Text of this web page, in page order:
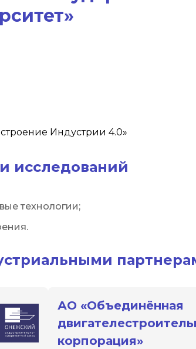
Индустрии 4.0»
исследований
технологии;
АО «Объединённая
корпорация»